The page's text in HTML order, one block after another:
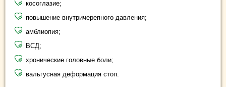
косоглазие;
повышение внутричерепного давления;
амблиопия;
ВСД;
хронические головные боли;
вальгусная деформация стоп.